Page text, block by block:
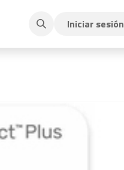
Iniciar sesión